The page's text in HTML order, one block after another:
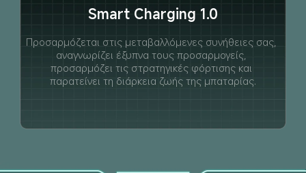
Smart Charging 1.0
Προσαρμόζεται στις μεταβαλλόμενες συνήθειες σας,
αναγνωρίζει έξυπνα τους προσαρμογείς,
προσαρμόζει τις στρατηγικές φόρτισης και
παρατείνει τη διάρκεια ζωής της μπαταρίας.